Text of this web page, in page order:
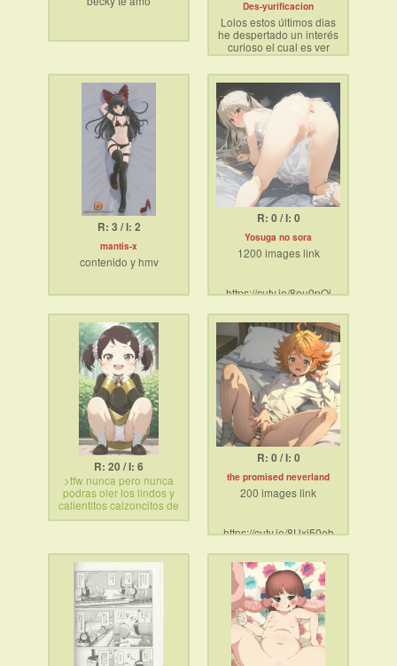
Des-yurificacion
Lolos estos últimos dias
he despertado un interés
curioso el cual es ver
personajes lesbicos o
yuri como le quieran
decir verlas siendo
folladas y usadas como
se debe. Me despierta
unos pensamientos de
por fin la están
arreglando y corrigiendo
Suena estúpido lo que
digo muy posible
R: 3 / I: 2
mantis-x
contenido y hmv
R: 0 / I: 0
Yosuga no sora
1200 images link
https://cuty.io/8eu0pOi
R: 20 / I: 6
>tfw nunca pero nunca
podras oler los lindos y
calientitos calzoncitos de
Becky…
R: 0 / I: 0
the promised neverland
200 images link
https://cuty.io/8Uxi50eb